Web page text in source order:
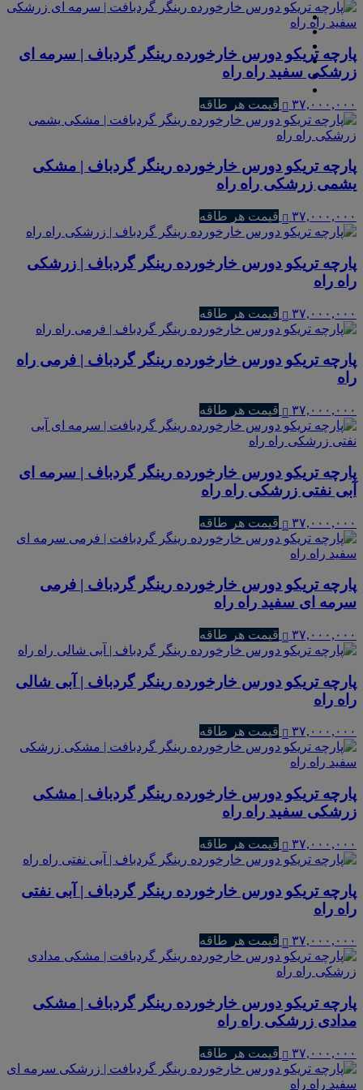
پارچه تریکو دورس خارخورده رینگر گردباف | سرمه ای
زرشکی سفید راه راه
۳۷,۰۰۰,۰۰۰ قیمت هر طاقه
پارچه تریکو دورس خارخورده رینگر گردباف | مشکی
یشمی زرشکی راه راه
۳۷,۰۰۰,۰۰۰ قیمت هر طاقه
پارچه تریکو دورس خارخورده رینگر گردباف | زرشکی
راه راه
۳۷,۰۰۰,۰۰۰ قیمت هر طاقه
پارچه تریکو دورس خارخورده رینگر گردباف | فرمی راه
راه
۳۷,۰۰۰,۰۰۰ قیمت هر طاقه
پارچه تریکو دورس خارخورده رینگر گردباف | سرمه ای
آبی نفتی زرشکی راه راه
۳۷,۰۰۰,۰۰۰ قیمت هر طاقه
پارچه تریکو دورس خارخورده رینگر گردباف | فرمی
سرمه ای سفید راه راه
۳۷,۰۰۰,۰۰۰ قیمت هر طاقه
پارچه تریکو دورس خارخورده رینگر گردباف | آبی شالی
راه راه
۳۷,۰۰۰,۰۰۰ قیمت هر طاقه
پارچه تریکو دورس خارخورده رینگر گردباف | مشکی
زرشکی سفید راه راه
۳۷,۰۰۰,۰۰۰ قیمت هر طاقه
پارچه تریکو دورس خارخورده رینگر گردباف | آبی نفتی
راه راه
۳۷,۰۰۰,۰۰۰ قیمت هر طاقه
پارچه تریکو دورس خارخورده رینگر گردباف | مشکی
مدادی زرشکی راه راه
۳۷,۰۰۰,۰۰۰ قیمت هر طاقه